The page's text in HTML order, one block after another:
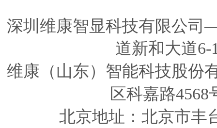
深圳维康智显科技有限公
道新和大道6-
维康（山东）智能科技股
区科嘉路
北京地址：北京市丰